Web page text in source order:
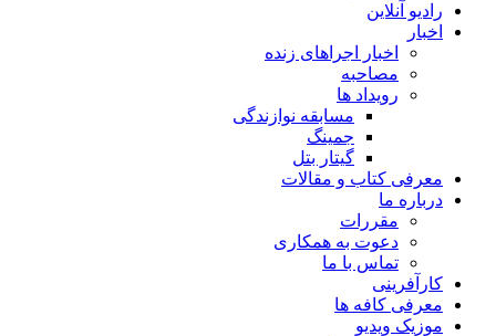
رادیو آنلاین
اخبار
اخبار اجراهای زنده
مصاحبه
رویداد ها
مسابقه نوازندگی
جمینگ
گیتار بتل
معرفی کتاب و مقالات
درباره ما
مقررات
دعوت به همکاری
تماس با ما
کارآفرینی
معرفی کافه ها
موزیک ویدیو